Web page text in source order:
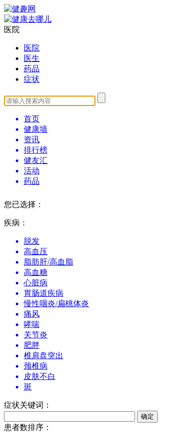
医院
医院
医生
药品
症状
首页
健康墙
资讯
排行榜
健友汇
活动
药品
您已选择：
疾病：
脱发
高血压
脂肪肝/高血脂
高血糖
心脏病
胃肠道疾病
慢性咽炎/扁桃体炎
痛风
哮喘
关节炎
肥胖
椎肩盘突出
颈椎病
皮肤不白
斑
症状关键词：
患者数排序：